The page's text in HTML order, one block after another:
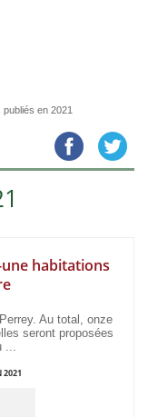
publiés en 2021
habitations
Au total, onze
seront proposées
...
2021